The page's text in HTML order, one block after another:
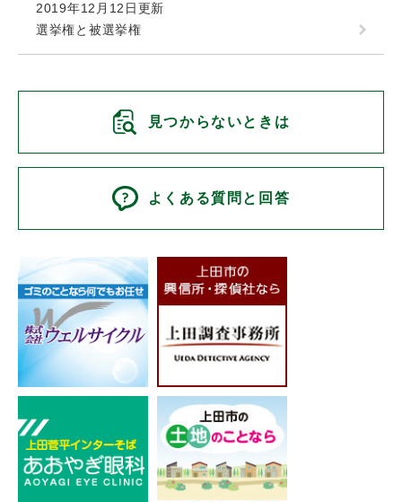
2019年12月12日更新
選挙権と被選挙権
見つからないときは
よくある質問と回答